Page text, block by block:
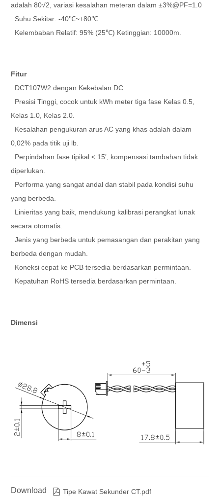
adalah 80√2, variasi kesalahan meteran dalam ±3%@PF=1.0
Suhu Sekitar: -40℃~+80℃
Kelembaban Relatif: 95% (25℃) Ketinggian: 10000m.
Fitur
DCT107W2 dengan Kekebalan DC
Presisi Tinggi, cocok untuk kWh meter tiga fase Kelas 0.5,
Kelas 1.0, Kelas 2.0.
Kesalahan pengukuran arus AC yang khas adalah dalam
0,02% pada titik uji lb.
Perpindahan fase tipikal < 15′, kompensasi tambahan tidak
diperlukan.
Performa yang sangat andal dan stabil pada kondisi suhu
yang berbeda.
Linieritas yang baik, mendukung kalibrasi perangkat lunak
secara otomatis.
Jenis yang berbeda untuk pemasangan dan perakitan yang
berbeda dengan mudah.
Koneksi cepat ke PCB tersedia berdasarkan permintaan.
Kepatuhan RoHS tersedia berdasarkan permintaan.
Dimensi
Download  Tipe Kawat Sekunder CT.pdf